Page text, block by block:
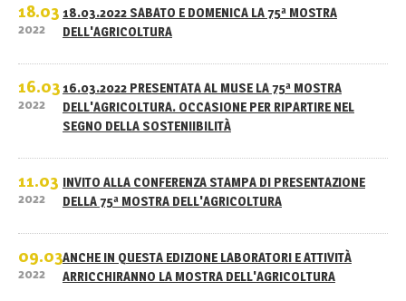
18.03
2022
18.03.2022 SABATO E DOMENICA LA 75ª MOSTRA
DELL'AGRICOLTURA
16.03
2022
16.03.2022 PRESENTATA AL MUSE LA 75ª MOSTRA
DELL'AGRICOLTURA. OCCASIONE PER RIPARTIRE NEL
SEGNO DELLA SOSTENIIBILITÀ
11.03
2022
INVITO ALLA CONFERENZA STAMPA DI PRESENTAZIONE
DELLA 75ª MOSTRA DELL'AGRICOLTURA
09.03
2022
ANCHE IN QUESTA EDIZIONE LABORATORI E ATTIVITÀ
ARRICCHIRANNO LA MOSTRA DELL'AGRICOLTURA